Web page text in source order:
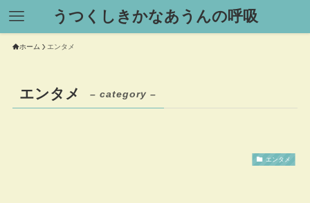
うつくしきかなあうんの呼吸
ホーム エンタメ
エンタメ – category –
エンタメ